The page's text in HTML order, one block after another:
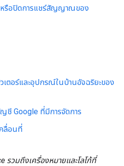
หรือปิดการแชร์สัญญาณของ
เตอร์และอุปกรณ์ในบ้านอัจฉริยะของ
ชี Google ที่มีการจัดการ
ลื่อนที่
รวมถึงเครื่องหมายและโลโก้ที่